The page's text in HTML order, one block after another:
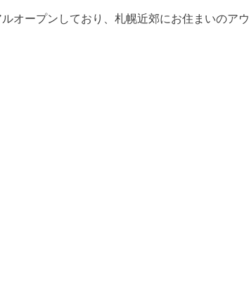
オープンしており、札幌近郊にお住まいのアウ